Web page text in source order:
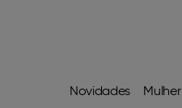
Novidades Mulher